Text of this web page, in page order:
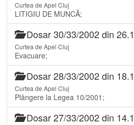
Curtea de Apel Cluj
LITIGIU DE MUNCĂ;
Dosar 30/33/2002 din
Curtea de Apel Cluj
Evacuare;
Dosar 28/33/2002 din
Curtea de Apel Cluj
Plângere la Legea 10/2001;
Dosar 27/33/2002 din